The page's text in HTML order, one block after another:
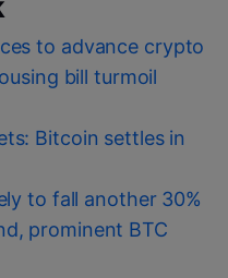
to advance crypto
bill turmoil
Bitcoin settles in
to fall another 30%
prominent BTC